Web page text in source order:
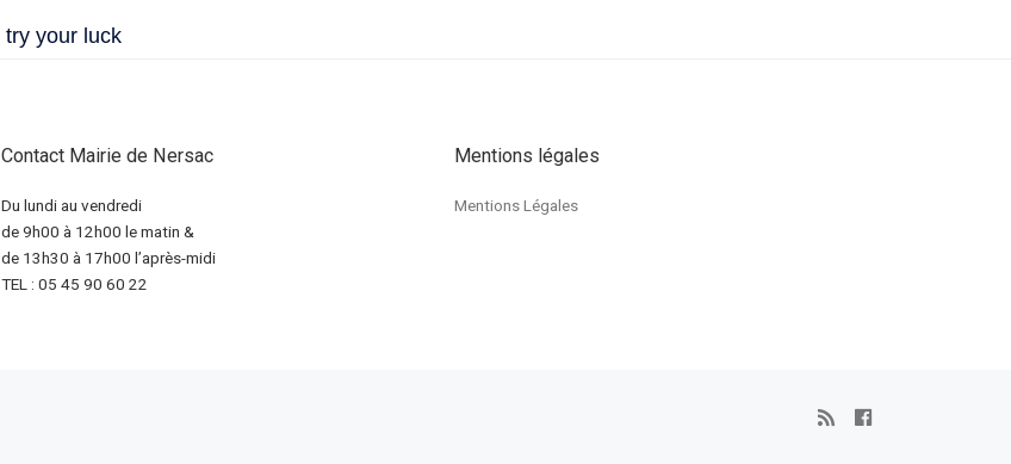
Contact Mairie de Nersac
Du lundi au vendredi
de 9h00 à 12h00 le matin &
de 13h30 à 17h00 l’après-midi
TEL : 05 45 90 60 22
Mentions légales
Mentions Légales